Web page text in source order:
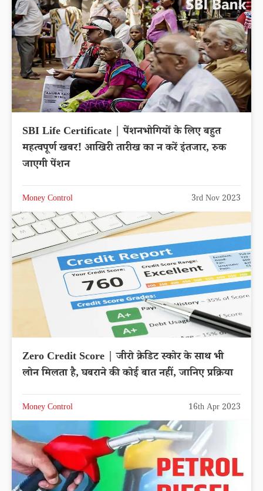
SBI Life Certificate | पेंशनभोगियों के लिए बहुत
महत्वपूर्ण खबर! आखिरी तारीख का न करें इंतजार, रुक
जाएगी पेंशन
Money Control 3rd Nov 2023
Zero Credit Score | जीरो क्रेडिट स्कोर के साथ भी
लोन मिलता है, घबराने की कोई बात नहीं, जानिए प्रक्रिया
Money Control 16th Apr 2023